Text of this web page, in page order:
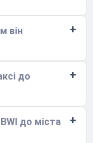
він
до
до міста